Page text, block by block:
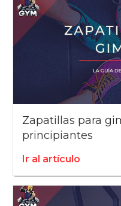
Zapatillas para
principiantes
Ir al artículo